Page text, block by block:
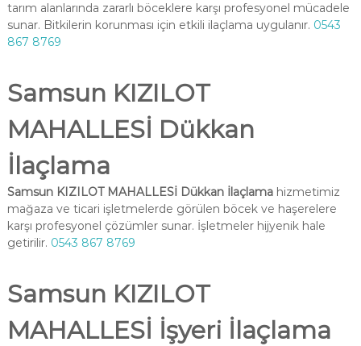
tarım alanlarında zararlı böceklere karşı profesyonel mücadele
sunar. Bitkilerin korunması için etkili ilaçlama uygulanır. 0543
867 8769
Samsun KIZILOT
MAHALLESİ Dükkan
İlaçlama
Samsun KIZILOT MAHALLESİ Dükkan İlaçlamahizmetimiz
mağaza ve ticari işletmelerde görülen böcek ve haşerelere
karşı profesyonel çözümler sunar. İşletmeler hijyenik hale
getirilir. 0543 867 8769
Samsun KIZILOT
MAHALLESİ İşyeri İlaçlama